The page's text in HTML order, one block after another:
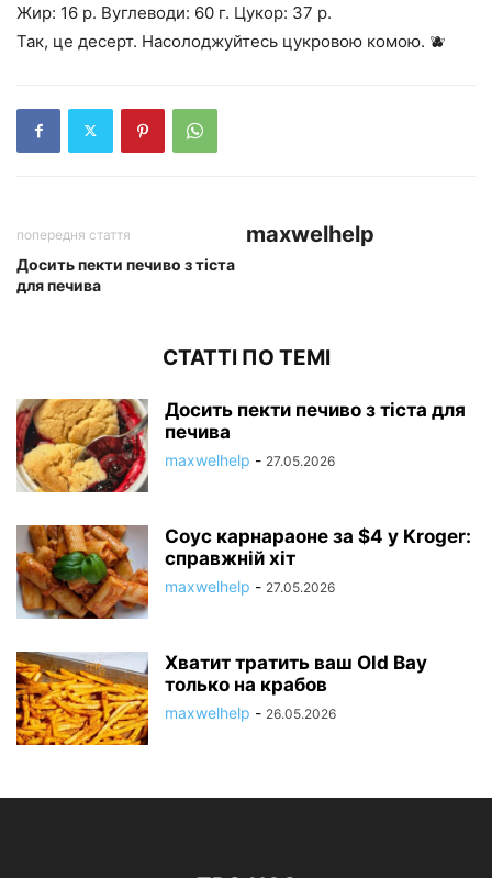
Жир: 16 р. Вуглеводи: 60 г. Цукор: 37 р.
Так, це десерт. Насолоджуйтесь цукровою комою. 🫐
попередня стаття
Досить пекти печиво з тіста
для печива
maxwelhelp
СТАТТІ ПО ТЕМІ
Досить пекти печиво з тіста для
печива
maxwelhelp - 27.05.2026
Соус карнараоне за $4 у Kroger:
справжній хіт
maxwelhelp - 27.05.2026
Хватит тратить ваш Old Bay
только на крабов
maxwelhelp - 26.05.2026